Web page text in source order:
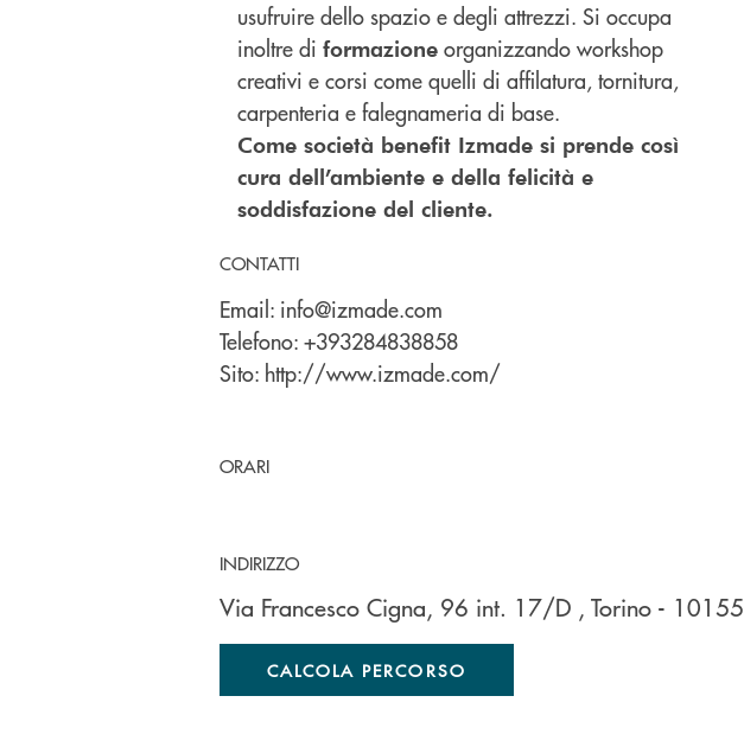
usufruire dello spazio e degli attrezzi. Si occupa
inoltre di formazioneorganizzando workshop
creativi e corsi come quelli di affilatura, tornitura,
carpenteria e falegnameria di base.
Come società benefit Izmade si prende così
cura dell’ambiente e della felicità e
soddisfazione del cliente.
CONTATTI
Email: info@izmade.com
Telefono: +393284838858
Sito: http://www.izmade.com/
ORARI
INDIRIZZO
Via Francesco Cigna, 96 int. 17/D , Torino - 10155
CALCOLA PERCORSO